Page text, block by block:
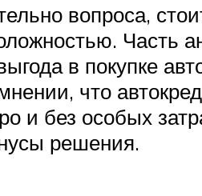
вопроса,
Часть
в покупке
что
и без особых
решения.